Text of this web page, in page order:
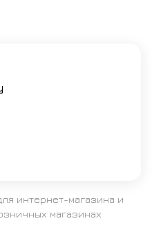
интернет-магазина и
магазинах